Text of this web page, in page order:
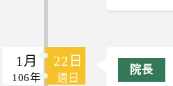
1月 22日
106年 週日